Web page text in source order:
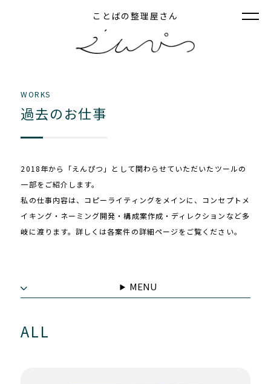
ことばの整理屋さん
WORKS
過去のお仕事
2018年から「えんぴつ」として関わらせていただいたツールの
一部をご紹介します。
私の仕事内容は、コピーライティングをメインに、コンセプトメ
イキング・ネーミング開発・構成案作成・ディレクションなど多
岐に渡ります。詳しくは各案件の詳細ページをご覧ください。
MENU
ALL